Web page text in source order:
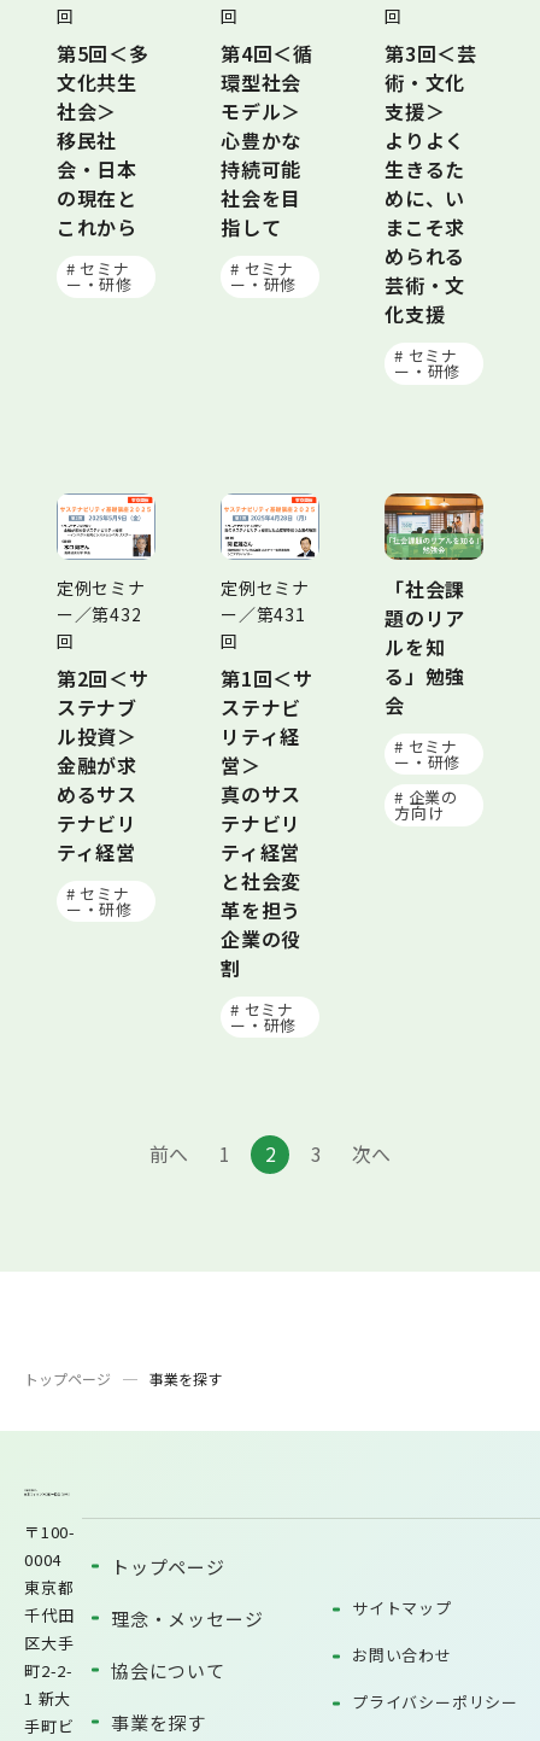
回
第5回＜多
文化共生
社会＞
移民社
会・日本
の現在と
これから
# セミナ
ー・研修
回
第4回＜循
環型社会
モデル＞
心豊かな
持続可能
社会を目
指して
# セミナ
ー・研修
回
第3回＜芸
術・文化
支援＞
よりよく
生きるた
めに、い
まこそ求
められる
芸術・文
化支援
# セミナ
ー・研修
定例セミナ
ー／第432
回
第2回＜サ
ステナブ
ル投資＞
金融が求
めるサス
テナビリ
ティ経営
# セミナ
ー・研修
定例セミナ
ー／第431
回
第1回＜サ
ステナビ
リティ経
営＞
真のサス
テナビリ
ティ経営
と社会変
革を担う
企業の役
割
# セミナ
ー・研修
「社会課
題のリア
ルを知
る」勉強
会
# セミナ
ー・研修
# 企業の
方向け
前へ 1 2 3 次へ
トップページ 事業を探す
〒100-
0004
東京都
千代田
区大手
町2-2-
1 新大
手町ビ
トップページ
理念・メッセージ
協会について
事業を探す
サイトマップ
お問い合わせ
プライバシーポリシー